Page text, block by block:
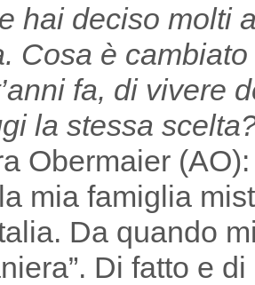
hai deciso molti
Cosa è
fa, di vivere
la stessa
Obermaier
mia famiglia
Da quando
Di fatto e